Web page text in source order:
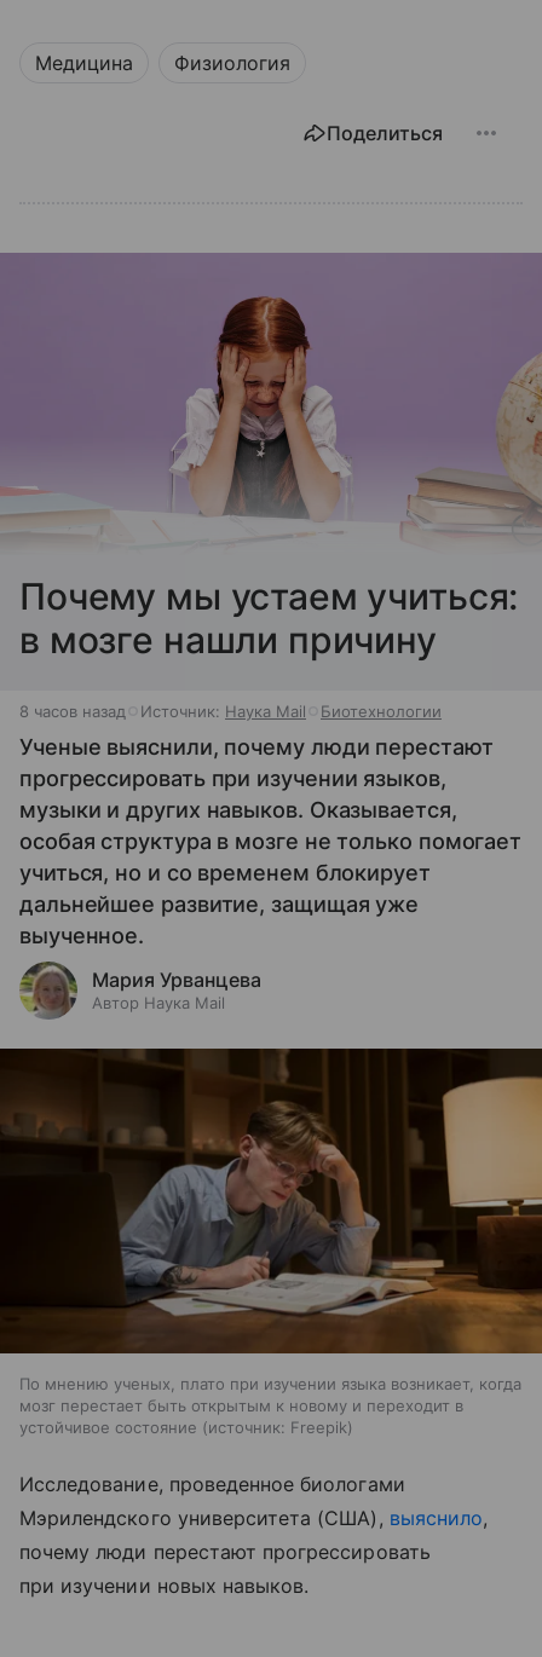
Медицина Физиология
Поделиться
Почему мы устаем учиться:
в мозге нашли причину
8 часов назад Источник: Наука Mail Биотехнологии
Ученые выяснили, почему люди перестают
прогрессировать при изучении языков,
музыки и других навыков. Оказывается,
особая структура в мозге не только помогает
учиться, но и со временем блокирует
дальнейшее развитие, защищая уже
выученное.
Мария Урванцева
Автор Наука Mail
По мнению ученых, плато при изучении языка возникает, когда
мозг перестает быть открытым к новому и переходит в
устойчивое состояние
источник: Freepik
Исследование, проведенное биологами
Мэрилендского университета (США), выяснило,
почему люди перестают прогрессировать
при изучении новых навыков.